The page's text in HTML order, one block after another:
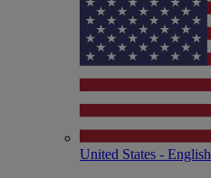
United States - English